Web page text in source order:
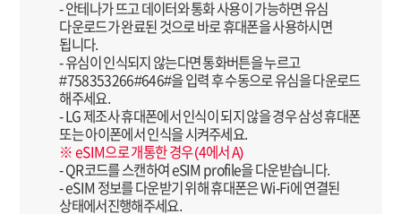
- 안테나가 뜨고 데이터와 통화 사용이 가능하면 유심
다운로드가 완료된 것으로 바로 휴대폰을 사용하시면
됩니다.
- 유심이 인식되지 않는다면 통화버튼을 누르고
#758353266#646#을 입력 후 수동으로 유심을 다운로드
해주세요.
- LG 제조사 휴대폰에서 인식이 되지 않을 경우 삼성 휴대폰
또는 아이폰에서 인식을 시켜주세요.
※ eSIM으로 개통한 경우 (4에서 A)
- QR코드를 스캔하여 eSIM profile을 다운받습니다.
- eSIM 정보를 다운받기 위해 휴대폰은 Wi-Fi에 연결된
상태에서진행해주세요.